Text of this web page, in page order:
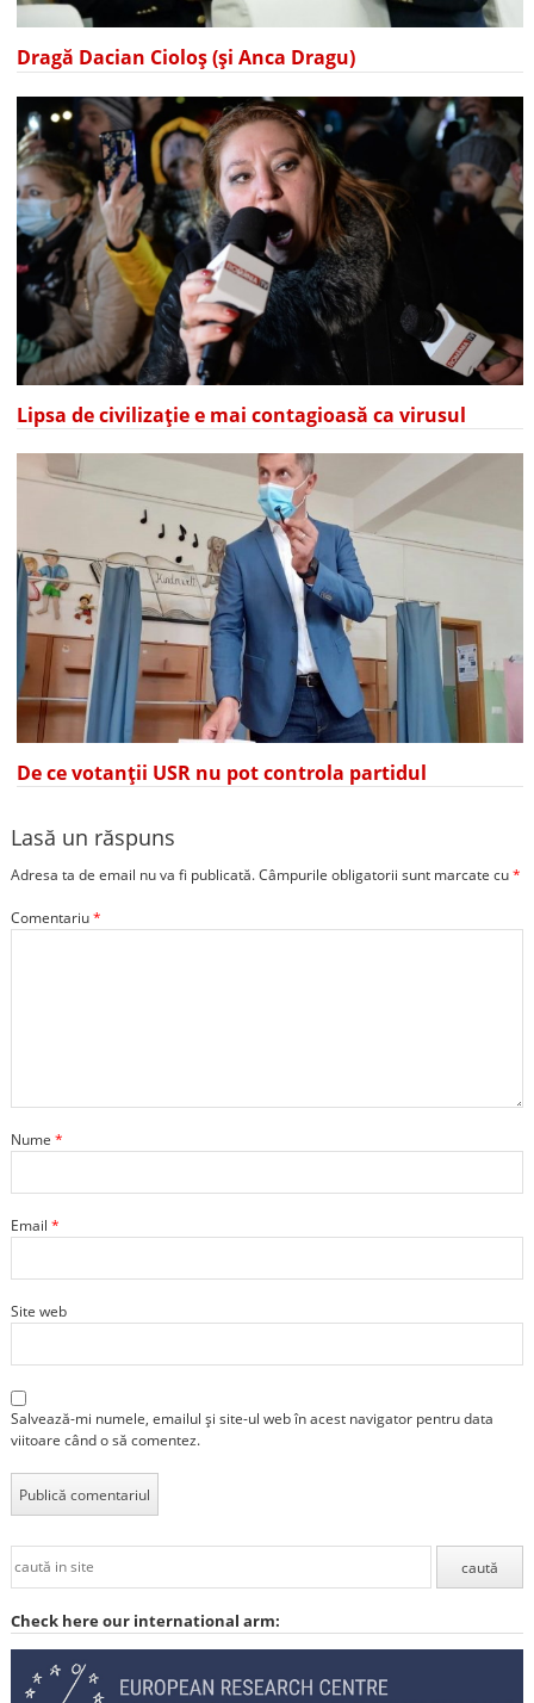
Dragă Dacian Cioloș (și Anca Dragu)
Lipsa de civilizație e mai contagioasă ca virusul
De ce votanții USR nu pot controla partidul
Lasă un răspuns
Adresa ta de email nu va fi publicată.Câmpurile obligatorii sunt marcate cu*
Comentariu*
Nume *
Email *
Site web
Salvează-mi numele, emailul și site-ul web în acest navigator pentru data
viitoare când o să comentez.
Check here our international arm: